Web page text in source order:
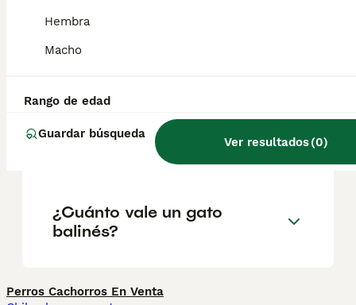
Hembra
Macho
Rango de edad
Guardar búsqueda
Ver resultados(0)
¿Cuál es la diferencia entre
balinés e indonesio?
¿Cuánto vale un gato
balinés?
Perros Cachorros En Venta